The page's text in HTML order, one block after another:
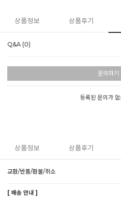
상품정보 상품후기
Q&A (0)
문의하기
등록된 문의가
상품정보 상품후기
교환/반품/환불/취소
[ 배송 안내 ]